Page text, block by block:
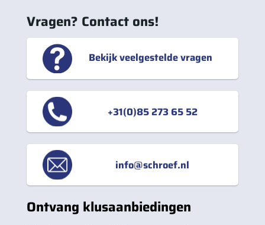
Vragen? Contact ons!
Bekijk veelgestelde vragen
+31(0)85 273 65 52
info@schroef.nl
Ontvang klusaanbiedingen